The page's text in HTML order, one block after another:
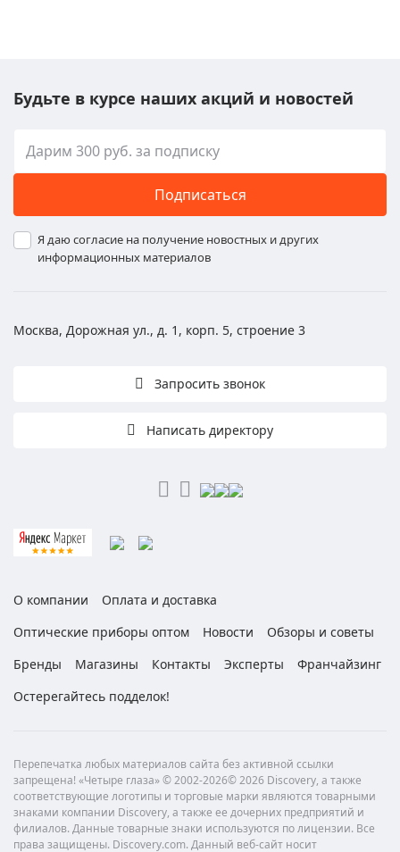
Будьте в курсе наших акций и новостей
Подписаться
Я даю согласие на получение новостных и других
информационных материалов
Москва, Дорожная ул., д. 1, корп. 5, строение 3
Запросить звонок
Написать директору
О компании
Оплата и доставка
Оптические приборы оптом
Новости
Обзоры и советы
Бренды
Магазины Контакты Эксперты
Франчайзинг
Остерегайтесь подделок!
Перепечатка любых материалов сайта без активной ссылки
запрещена! «Четыре глаза» © 2002-2026© 2026 Discovery, а также
соответствующие логотипы и торговые марки являются товарными
знаками компании Discovery, а также ее дочерних предприятий и
филиалов. Данные товарные знаки используются по лицензии. Все
права защищены. Discovery.com. Данный веб-сайт носит